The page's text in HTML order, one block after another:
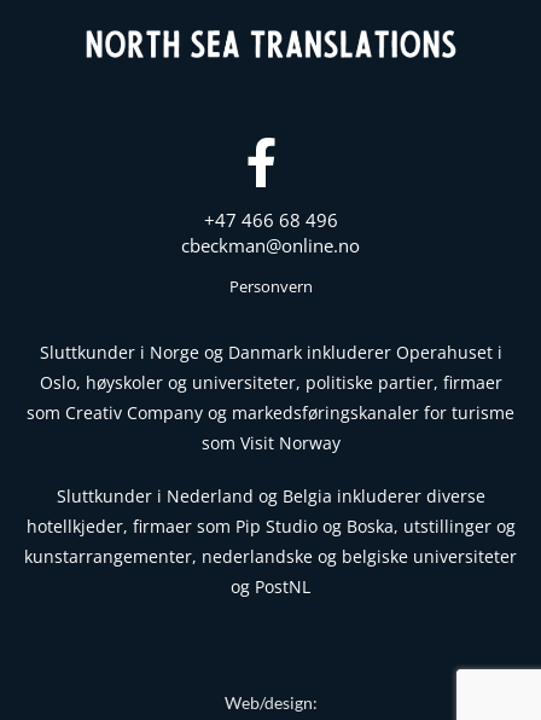
+47 466 68 496
cbeckman@online.no
Personvern
Sluttkunder i Norge og Danmark inkluderer Operahuset i
Oslo, høyskoler og universiteter, politiske partier, firmaer
som Creativ Company og markedsføringskanaler for turisme
som Visit Norway
Sluttkunder i Nederland og Belgia inkluderer diverse
hotellkjeder, firmaer som Pip Studio og Boska, utstillinger og
kunstarrangementer, nederlandske og belgiske universiteter
og PostNL
Web/design: